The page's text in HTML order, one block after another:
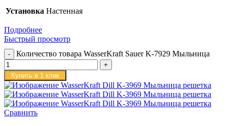
Установка Настенная
Подробнее
Быстрый просмотр
Количество товара WasserKraft Sauer K-7929 Мыльница
Купить в 1 клик
Сравнить